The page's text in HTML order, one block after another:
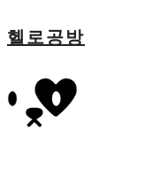
헬로공방